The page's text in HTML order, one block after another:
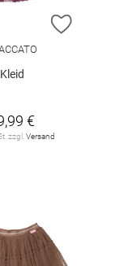
HINZUFÜGEN
ZUR
Kleid
€
zzgl. Versand